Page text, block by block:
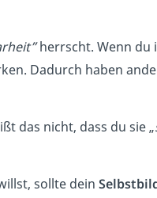
herrscht. Wenn du
Dadurch haben
das nicht, dass du sie „
sollte dein